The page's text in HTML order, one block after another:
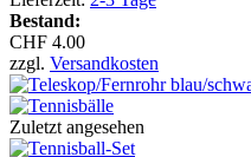
Bestand:
CHF 4.00
zzgl. Versandkosten
Zuletzt angesehen